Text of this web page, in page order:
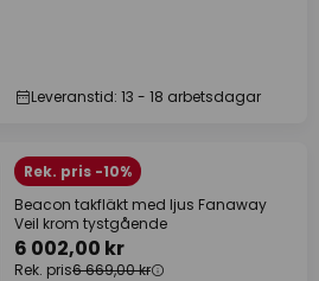
Leveranstid: 13 - 18 arbetsdagar
Rek. pris -10%
Beacon takfläkt med ljus Fanaway
Veil krom tystgående
6 002,00 kr
Rek. pris6 669,00 kr